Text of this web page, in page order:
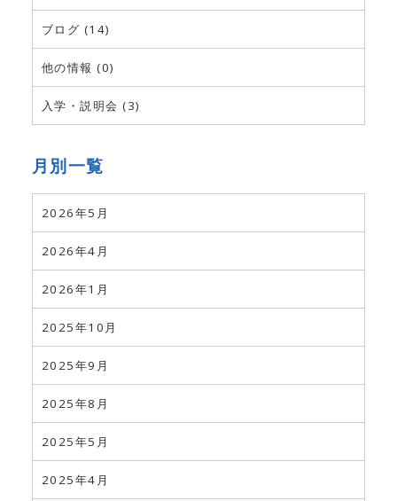
ブログ (14)
他の情報 (0)
入学・説明会 (3)
月別一覧
2026年5月
2026年4月
2026年1月
2025年10月
2025年9月
2025年8月
2025年5月
2025年4月